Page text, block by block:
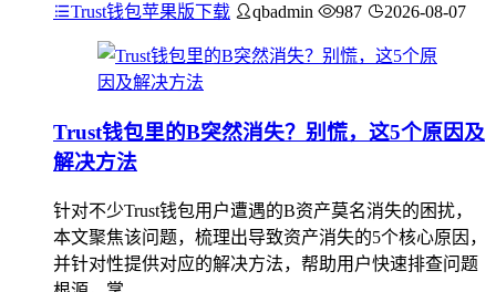
Trust钱包苹果版下载 qbadmin 987 2026-08-07
Trust钱包里的B突然消失？别慌，这5个原因及
解决方法
针对不少Trust钱包用户遭遇的B资产莫名消失的困扰，
本文聚焦该问题，梳理出导致资产消失的5个核心原因，
并针对性提供对应的解决方法，帮助用户快速排查问题